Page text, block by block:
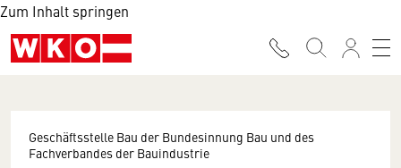
Zum Inhalt springen
Geschäftsstelle Bau der Bundesinnung Bau und des
Fachverbandes der Bauindustrie